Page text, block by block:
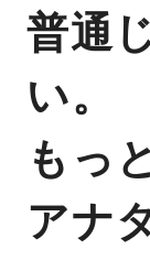
普通
い。
もっ
アナ